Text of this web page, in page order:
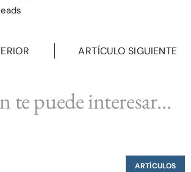
ARTÍCULO SIGUIENTE
te puede interesar...
ARTÍCULOS